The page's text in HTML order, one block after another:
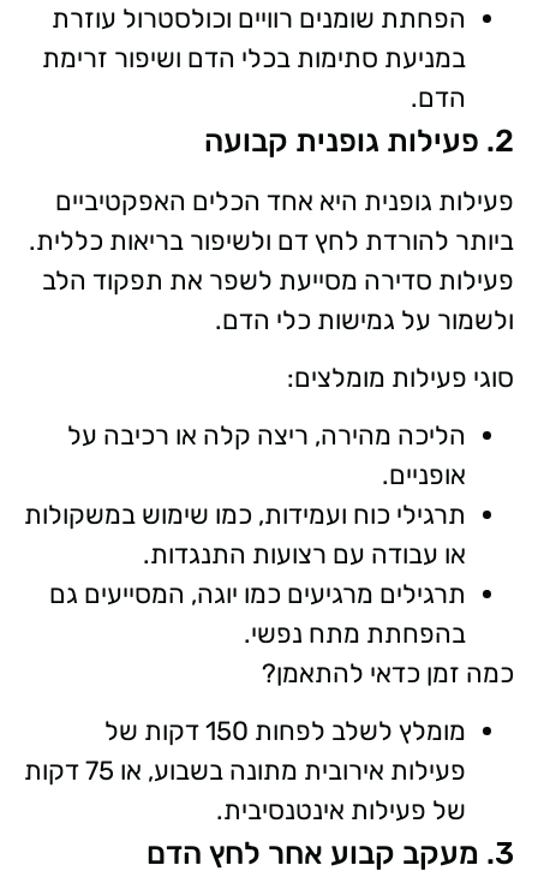
הפחתת שומנים רוויים וכולסטרול עוזרת
במניעת סתימות בכלי הדם ושיפור זרימת
הדם.
2. פעילות גופנית קבועה
פעילות גופנית היא אחד הכלים האפקטיביים
ביותר להורדת לחץ דם ולשיפור בריאות כללית.
פעילות סדירה מסייעת לשפר את תפקוד הלב
ולשמור על גמישות כלי הדם.
סוגי פעילות מומלצים:
הליכה מהירה, ריצה קלה או רכיבה על
אופניים.
תרגילי כוח ועמידות, כמו שימוש במשקולות
או עבודה עם רצועות התנגדות.
תרגילים מרגיעים כמו יוגה, המסייעים גם
בהפחתת מתח נפשי.
כמה זמן כדאי להתאמן?
מומלץ לשלב לפחות 150 דקות של
פעילות אירובית מתונה בשבוע, או 75 דקות
של פעילות אינטנסיבית.
3. מעקב קבוע אחר לחץ הדם